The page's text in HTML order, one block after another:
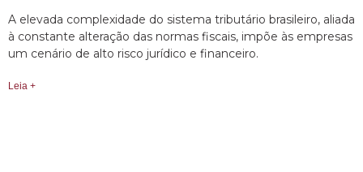
A elevada complexidade do sistema tributário brasileiro, aliada
à constante alteração das normas fiscais, impõe às empresas
um cenário de alto risco jurídico e financeiro.
Leia +